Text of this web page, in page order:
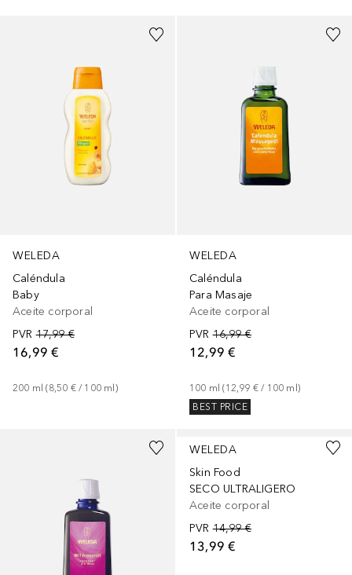
WELEDA
Caléndula
Baby
Aceite corporal
PVR 17,99 €
16,99 €
200 ml (8,50 € / 100 ml)
WELEDA
Caléndula
Para Masaje
Aceite corporal
PVR 16,99 €
12,99 €
100 ml (12,99 € / 100 ml)
BEST PRICE
WELEDA
Skin Food
SECO ULTRALIGERO
Aceite corporal
PVR 14,99 €
13,99 €